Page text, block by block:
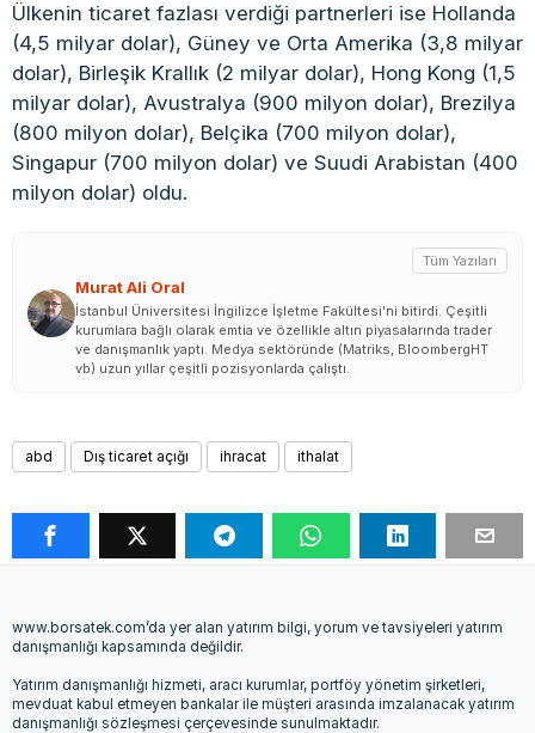
Ülkenin ticaret fazlası verdiği partnerleri ise Hollanda
(4,5 milyar dolar), Güney ve Orta Amerika (3,8 milyar
dolar), Birleşik Krallık (2 milyar dolar), Hong Kong (1,5
milyar dolar), Avustralya (900 milyon dolar), Brezilya
(800 milyon dolar), Belçika (700 milyon dolar),
Singapur (700 milyon dolar) ve Suudi Arabistan (400
milyon dolar) oldu.
Murat Ali Oral
Tüm Yazıları
İstanbul Üniversitesi İngilizce İşletme Fakültesi'ni bitirdi. Çeşitli
kurumlara bağlı olarak emtia ve özellikle altın piyasalarında trader
ve danışmanlık yaptı. Medya sektöründe (Matriks, BloombergHT
vb) uzun yıllar çeşitli pozisyonlarda çalıştı.
abd Dış ticaret açığı ihracat ithalat
www.borsatek.com’da yer alan yatırım bilgi, yorum ve tavsiyeleri yatırım
danışmanlığı kapsamında değildir.
Yatırım danışmanlığı hizmeti, aracı kurumlar, portföy yönetim şirketleri,
mevduat kabul etmeyen bankalar ile müşteri arasında imzalanacak yatırım
danışmanlığı sözleşmesi çerçevesinde sunulmaktadır.